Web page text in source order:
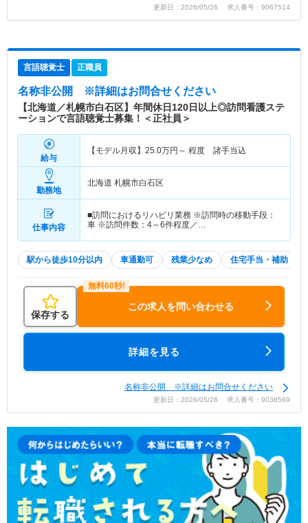
更新日：2026/05/26 求人番号：9067514
言語聴覚士 正職員
名称非公開 ※詳細はお問合せください
【北海道／札幌市白石区】年間休日120日以上◎訪問看護ステ
ーションで言語聴覚士募集！＜正社員＞
給与
【モデル月収】 25.0万円～ 程度 諸手当込
勤務地
北海道 札幌市白石区
仕事内容
■訪問におけるリハビリ業務 ※訪問時の移動手段：
車 ※訪問件数：4～6件程度／…
駅から徒歩10分以内 車通勤可 残業少なめ 住宅手当・補助
保存する
この求人を問い合わせる
詳細を見る
名称非公開 ※詳細はお問合せください
更新日：2026/05/26 求人番号：9038569